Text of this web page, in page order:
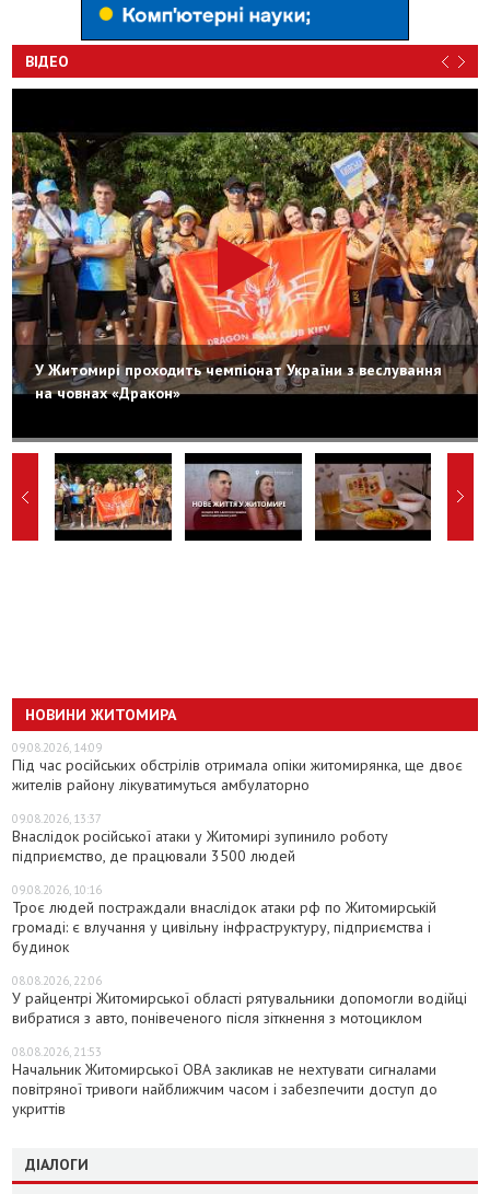
ВІДЕО
У Житомирі проходить чемпіонат України з веслування
на човнах «Дракон»
НОВИНИ ЖИТОМИРА
09.08.2026, 14:09
Під час російських обстрілів отримала опіки житомирянка, ще двоє
жителів району лікуватимуться амбулаторно
09.08.2026, 13:37
Внаслідок російської атаки у Житомирі зупинило роботу
підприємство, де працювали 3500 людей
09.08.2026, 10:16
Троє людей постраждали внаслідок атаки рф по Житомирській
громаді: є влучання у цивільну інфраструктуру, підприємства і
будинок
08.08.2026, 22:06
У райцентрі Житомирської області рятувальники допомогли водійці
вибратися з авто, понівеченого після зіткнення з мотоциклом
08.08.2026, 21:53
Начальник Житомирської ОВА закликав не нехтувати сигналами
повітряної тривоги найближчим часом і забезпечити доступ до
укриттів
ДІАЛОГИ